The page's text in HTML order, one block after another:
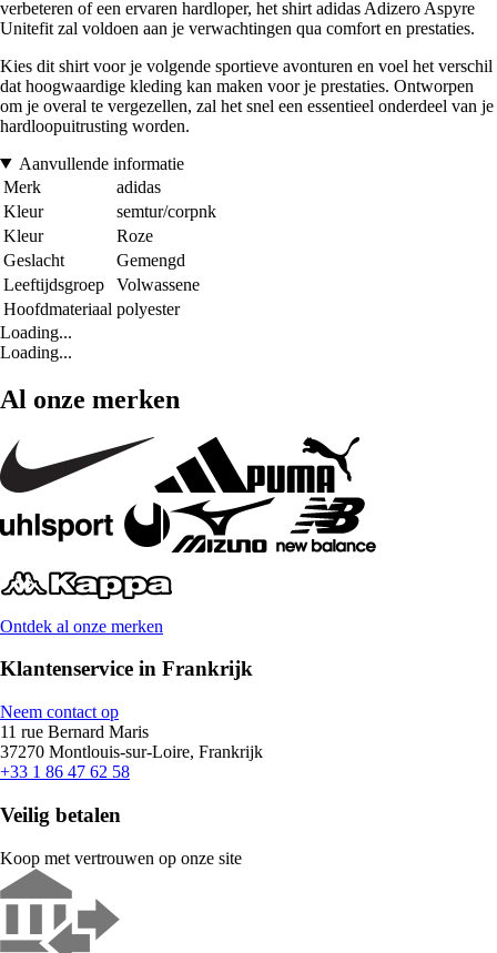
verbeteren of een ervaren hardloper, het shirt adidas Adizero Aspyre
Unitefit zal voldoen aan je verwachtingen qua comfort en prestaties.
Kies dit shirt voor je volgende sportieve avonturen en voel het verschil
dat hoogwaardige kleding kan maken voor je prestaties. Ontworpen
om je overal te vergezellen, zal het snel een essentieel onderdeel van je
hardloopuitrusting worden.
Aanvullende informatie
Merk
adidas
Kleur
semtur/corpnk
Kleur
Roze
Geslacht
Gemengd
Leeftijdsgroep
Volwassene
Hoofdmateriaal polyester
Loading...
Loading...
Al onze merken
Ontdek al onze merken
Klantenservice in Frankrijk
Neem contact op
11 rue Bernard Maris
37270 Montlouis-sur-Loire, Frankrijk
+33 1 86 47 62 58
Veilig betalen
Koop met vertrouwen op onze site